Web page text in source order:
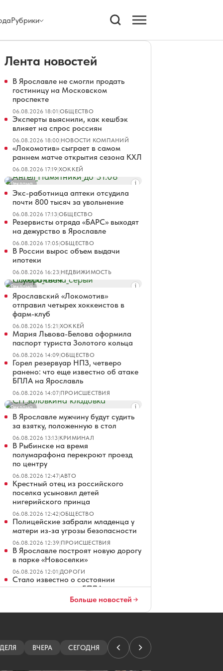
Рубрики
Лента новостей
В Ярославле не смогли продать
гостиницу на Московском
проспекте
06.08.2026 18:01|ОБЩЕСТВО
Эксперты выяснили, как кешбэк
влияет на спрос россиян
06.08.2026 18:00|НОВОСТИ КОМПАНИЙ
«Локомотив» сыграет в самом
раннем матче открытия сезона КХЛ
06.08.2026 17:19|ХОККЕЙ
Реклама
Экс-работница аптеки отсудила
почти 800 тысяч за увольнение
06.08.2026 17:13|ОБЩЕСТВО
Резервисты отряда «БАРС» выходят
на дежурство в Ярославле
06.08.2026 17:05|ОБЩЕСТВО
В России вырос объем выдачи
ипотеки
06.08.2026 16:23|НЕДВИЖИМОСТЬ
Реклама
Ярославский «Локомотив»
отправил четырех хоккеистов в
фарм-клуб
06.08.2026 15:21|ХОККЕЙ
Мария Львова-Белова оформила
паспорт туриста Золотого кольца
06.08.2026 14:09|ОБЩЕСТВО
Горел резервуар НПЗ, четверо
ранено: что еще известно об атаке
БПЛА на Ярославль
06.08.2026 14:07|ПРОИСШЕСТВИЯ
Реклама
В Ярославле мужчину будут судить
за взятку, положенную в стол
06.08.2026 13:13|КРИМИНАЛ
В Рыбинске на время
полумарафона перекроют проезд
по центру
06.08.2026 12:47|АВТО
Крестный отец из российского
поселка усыновил детей
нигерийского принца
06.08.2026 12:42|ОБЩЕСТВО
Полицейские забрали младенца у
матери из-за угрозы безопасности
06.08.2026 12:39|ПРОИСШЕСТВИЯ
В Ярославле построят новую дорогу
в парке «Новоселки»
06.08.2026 12:01|ДОРОГИ
Стало известно о состоянии
раненых при атаке БПЛА на
Погибшую во время свидания с
турком модель из Петербурга
Больше новостей
ВЧЕРА СЕГОДНЯ